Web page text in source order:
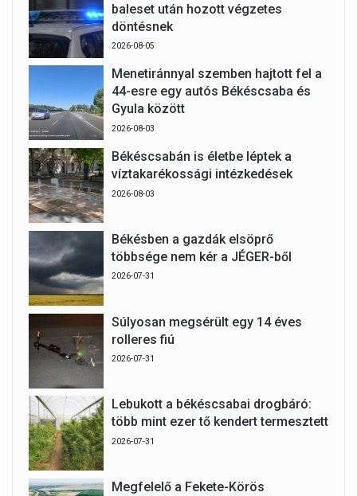
baleset után hozott végzetes
döntésnek
2026-08-05
Menetiránnyal szemben hajtott fel a
44-esre egy autós Békéscsaba és
Gyula között
2026-08-03
Békéscsabán is életbe léptek a
víztakarékossági intézkedések
2026-08-03
Békésben a gazdák elsöprő
többsége nem kér a JÉGER-ből
2026-07-31
Súlyosan megsérült egy 14 éves
rolleres fiú
2026-07-31
Lebukott a békéscsabai drogbáró:
több mint ezer tő kendert termesztett
2026-07-31
Megfelelő a Fekete-Körös